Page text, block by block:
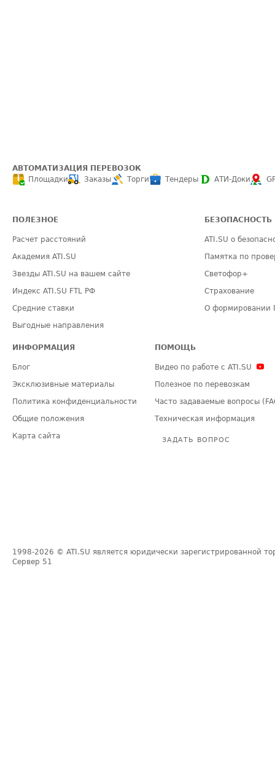
АВТОМАТИЗАЦИЯ ПЕРЕВОЗОК
Площадки
Заказы Торги Тендеры АТИ-Доки
ПОЛЕЗНОЕ
Расчет расстояний
Академия ATI.SU
Звезды ATI.SU на вашем сайте
Индекс ATI.SU FTL РФ
Средние ставки
Выгодные направления
БЕЗОПАСНОСТЬ
ATI.SU о
Памятка по
Светофор+
Страхование
О формировании
ИНФОРМАЦИЯ
Блог
Эксклюзивные материалы
Политика конфиденциальности
Общие положения
Карта сайта
ПОМОЩЬ
Видео по работе с ATI.SU
Полезное по перевозкам
Часто задаваемые вопросы
Техническая информация
ЗАДАТЬ ВОПРОС
1998-2026 © ATI.SU является юридически зарегистрированной
Сервер 51